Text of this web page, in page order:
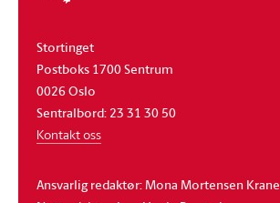
Stortinget
Postboks 1700 Sentrum
0026 Oslo
Sentralbord: 23 31 30 50
Kontakt oss
Ansvarlig redaktør: Mona Mortensen Krane